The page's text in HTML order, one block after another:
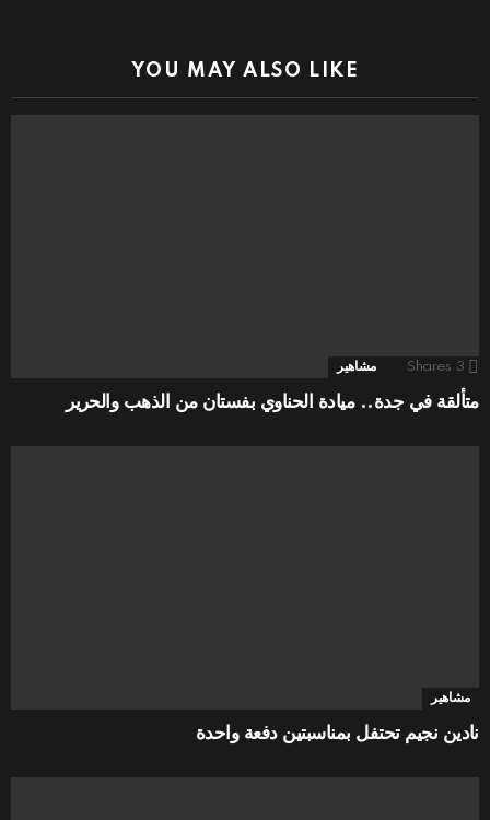
YOU MAY ALSO LIKE
3
Shares مشاهير
متألقة في جدة.. ميادة الحناوي بفستان من الذهب والحرير
مشاهير
نادين نجيم تحتفل بمناسبتين دفعة واحدة